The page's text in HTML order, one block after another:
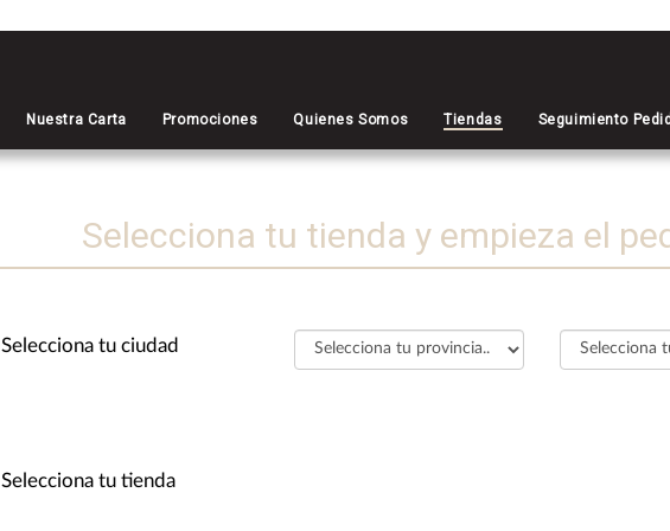
Nuestra Carta Promociones Quienes Somos Tiendas Seguimiento
Selecciona tu tienda y empieza el
Selecciona tu ciudad
Selecciona tu tienda